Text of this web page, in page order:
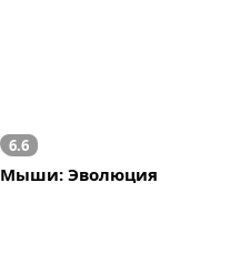
6.6
Мыши: Эволюция